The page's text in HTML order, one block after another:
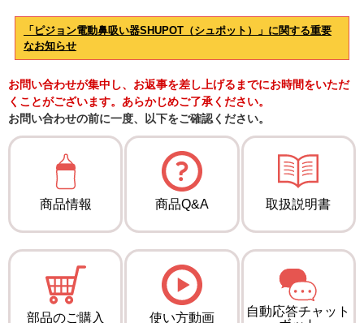
「ピジョン電動鼻吸い器SHUPOT（シュポット）」に関する重要
なお知らせ
お問い合わせが集中し、お返事を差し上げるまでにお時間をいただ
くことがございます。あらかじめご了承ください。
お問い合わせの前に一度、以下をご確認ください。
商品情報 商品Q&A 取扱説明書
部品のご購入 使い方動画
自動応答チャット